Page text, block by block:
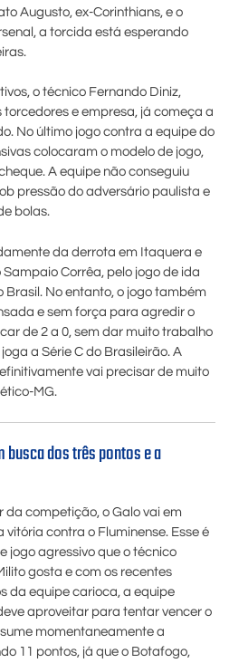
Augusto, ex-Corinthians, e o
a torcida está esperando
o técnico Fernando Diniz,
e empresa, já começa a
No último jogo contra a equipe do
colocaram o modelo de jogo,
A equipe não conseguiu
pressão do adversário paulista e
bolas.
da derrota em Itaquera e
Corrêa, pelo jogo de ida
No entanto, o jogo também
e sem força para agredir o
de 2 a 0, sem dar muito trabalho
a Série C do Brasileirão. A
vai precisar de muito
MG.
dos três pontos e a
da competição, o Galo vai em
vitória contra o Fluminense. Esse é
jogo agressivo que o técnico
gosta e com os recentes
da equipe carioca, a equipe
aproveitar para tentar vencer o
momentaneamente a
11 pontos, já que o Botafogo,